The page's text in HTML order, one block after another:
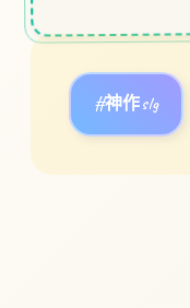
#神作slg